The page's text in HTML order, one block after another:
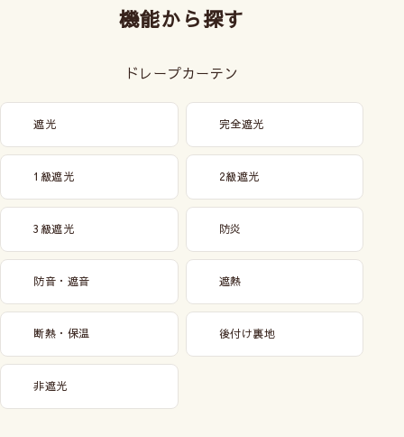
機能から探す
ドレープカーテン
遮光 完全遮光
1級遮光 2級遮光
3級遮光 防炎
防音・遮音 遮熱
断熱・保温 後付け裏地
非遮光